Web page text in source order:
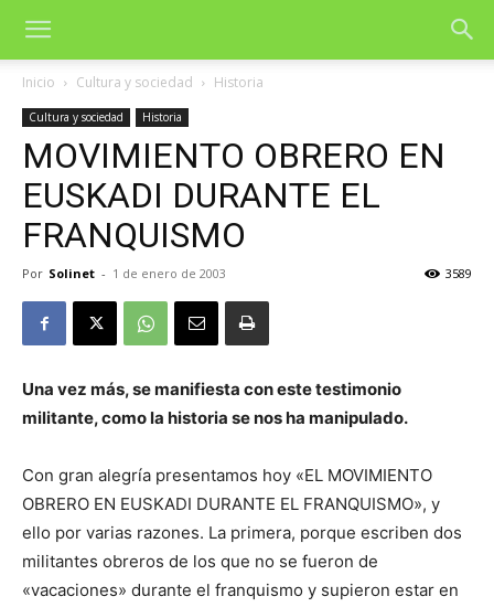
Inicio Cultura y sociedad Historia
Cultura y sociedad Historia
MOVIMIENTO OBRERO EN
EUSKADI DURANTE EL
FRANQUISMO
Por Solinet - 1 de enero de 2003 3589
Una vez más, se manifiesta con este testimonio
militante, como la historia se nos ha manipulado.
Con gran alegría presentamos hoy «EL MOVIMIENTO
OBRERO EN EUSKADI DURANTE EL FRANQUISMO», y
ello por varias razones. La primera, porque escriben dos
militantes obreros de los que no se fueron de
«vacaciones» durante el franquismo y supieron estar en